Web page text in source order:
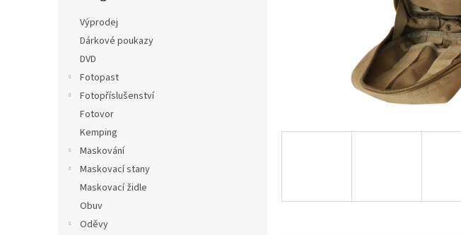
Výprodej
Dárkové poukazy
DVD
Fotopast
Fotopříslušenství
Fotovor
Kemping
Maskování
Maskovací stany
Maskovací židle
Obuv
Oděvy